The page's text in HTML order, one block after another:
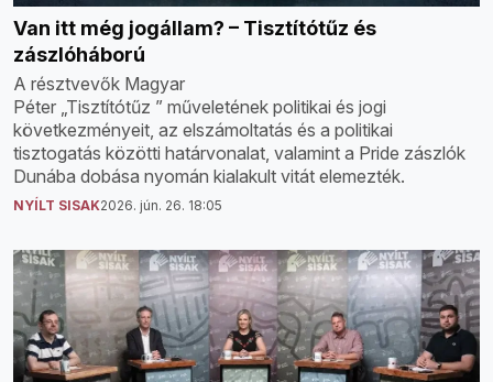
Van itt még jogállam? – Tisztítótűz és
zászlóháború
A résztvevők Magyar
Péter „Tisztítótűz ” műveletének politikai és jogi
következményeit, az elszámoltatás és a politikai
tisztogatás közötti határvonalat, valamint a Pride zászlók
Dunába dobása nyomán kialakult vitát elemezték.
NYÍLT SISAK2026. jún. 26. 18:05